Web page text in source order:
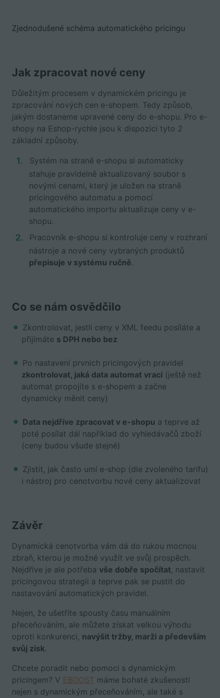
Zjednodušené schéma automatického pricingu
Jak zpracovat nové ceny
Důležitým procesem v dynamickém pricingu je
zpracování nových cen e-shopem. Tedy způsob,
jakým dostaneme upravené ceny do e-shopu. Pro e-
shopy na Eshop-rychle jsou k dispozici tyto 2
základní způsoby.
Systém na straně e-shopu si automaticky
stahuje pravidelně aktualizovaný soubor s
novými cenami, který je uložen na straně
pricingového automatu a pomocí
automatického importu aktualizuje ceny v e-
shopu.
Pracovník e-shopu si kontroluje ceny v rozhraní
nástroje a nové ceny vybraných produktů
přepisuje v systému ručně.
Co se nám osvědčilo
Zkontrolovat, jestli ceny v XML feedu posíláte a
přijímáte s DPH nebo bez
Po nastavení prvních pricingových pravidel
zkontrolovat, jaká data automat vrací (ještě než
automat propojíte s e-shopem a začne
dynamicky měnit ceny)
Data nejdříve zpracovat v e-shopu a teprve až
poté posílat dál například do vyhledávačů zboží
(ceny budou všude stejné)
Zjistit, jak často umí e-shop (dle zvoleného tarifu)
i nástroj pro cenotvorbu nové ceny aktualizovat
Závěr
Dynamická cenotvorba vám dá do rukou mocnou
zbraň, kterou je možné využít ve svůj prospěch.
Nejdříve je ale potřeba vše dobře spočítat, nastavit
pricingovou strategii a teprve pak se pustit do
nastavování automatických pravidel.
Nejen, že ušetříte spousty času manuálním
přeceňováním, ale můžete získat velkou výhodu
oproti konkurenci, navýšit tržby, marži a především
svůj zisk.
Chcete poradit nebo pomoci s dynamickým
pricingem? V EBOOST máme bohaté zkušenosti
nejen s dynamickým přeceňováním, ale také s